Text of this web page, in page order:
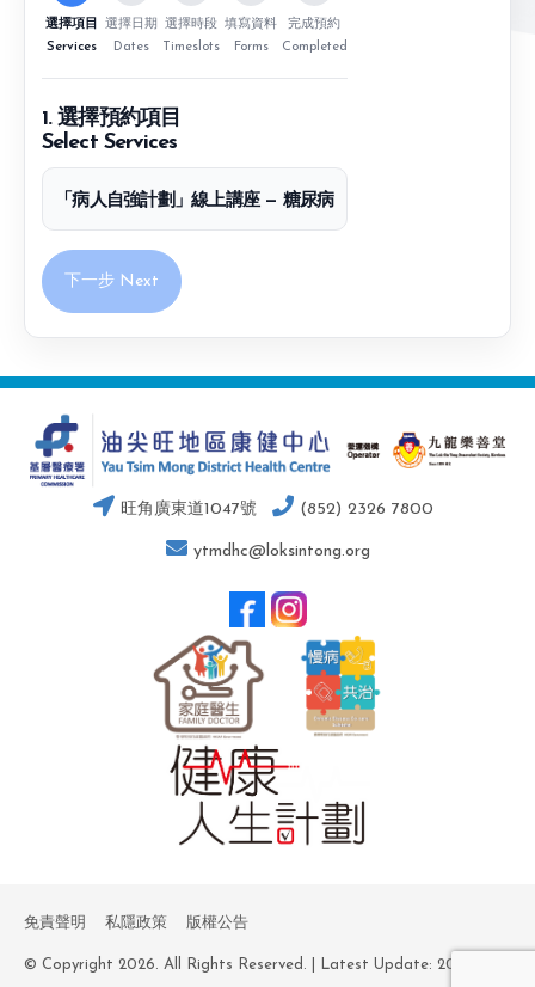
選擇項目
Services
選擇日期
Dates
選擇時段
Timeslots
填寫資料
Forms
完成預約
Completed
1. 選擇預約項目
Select Services
「病人自強計劃」線上講座 — 糖尿病
下一步 Next
旺角廣東道1047號 (852) 2326 7800
ytmdhc@loksintong.org
免責聲明 私隱政策 版權公告
© Copyright 2026. All Rights Reserved. | Latest Update: 2026-03-